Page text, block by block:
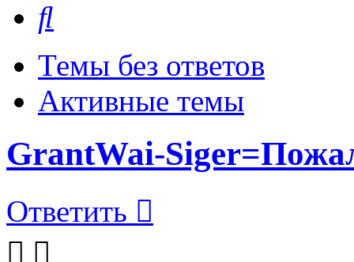
Темы без ответов
Активные темы
GrantWai-
Ответить